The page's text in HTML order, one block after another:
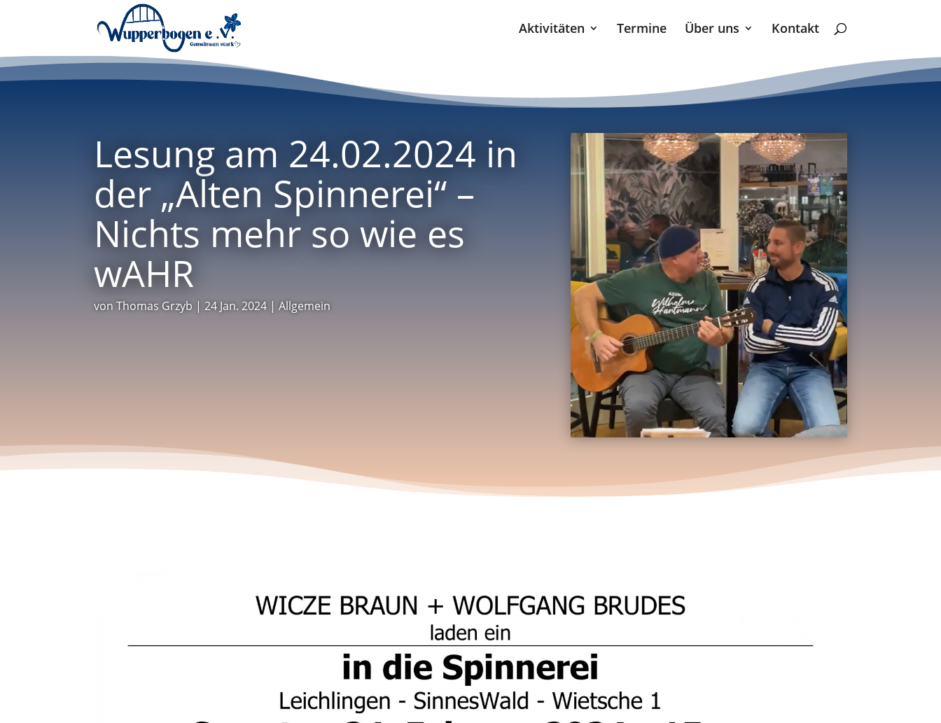
Aktivitäten Termine Über uns Kontakt
Lesung am 24.02.2024 in
der „Alten Spinnerei“ –
Nichts mehr so wie es
wAHR
vonThomas Grzyb |24 Jan. 2024 |Allgemein